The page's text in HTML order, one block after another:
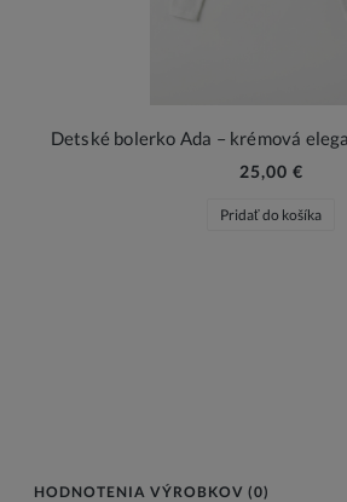
Detské bolerko Ada – krémová
25,00 €
Pridať do košíka
HODNOTENIA VÝROBKOV (0)